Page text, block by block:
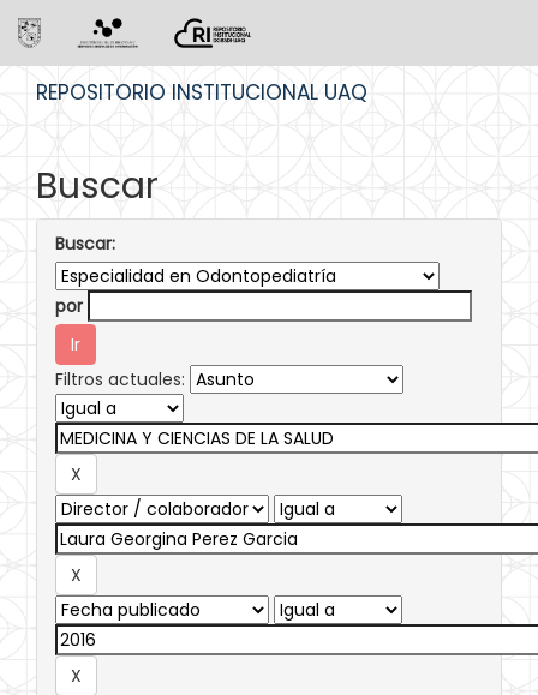
REPOSITORIO INSTITUCIONAL UAQ
Buscar
Buscar:
por
Filtros actuales: